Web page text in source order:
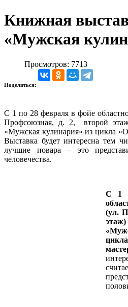
Книжная
«Мужская
Просмотров: 7713
Поделиться:
С 1 по 28 февраля в фойе
Профсоюзная, д. 2, второй
«Мужская кулинария» из цикла
Выставка будет интересна тем
лучшие повара – это
человечества.
С 1
(ул.